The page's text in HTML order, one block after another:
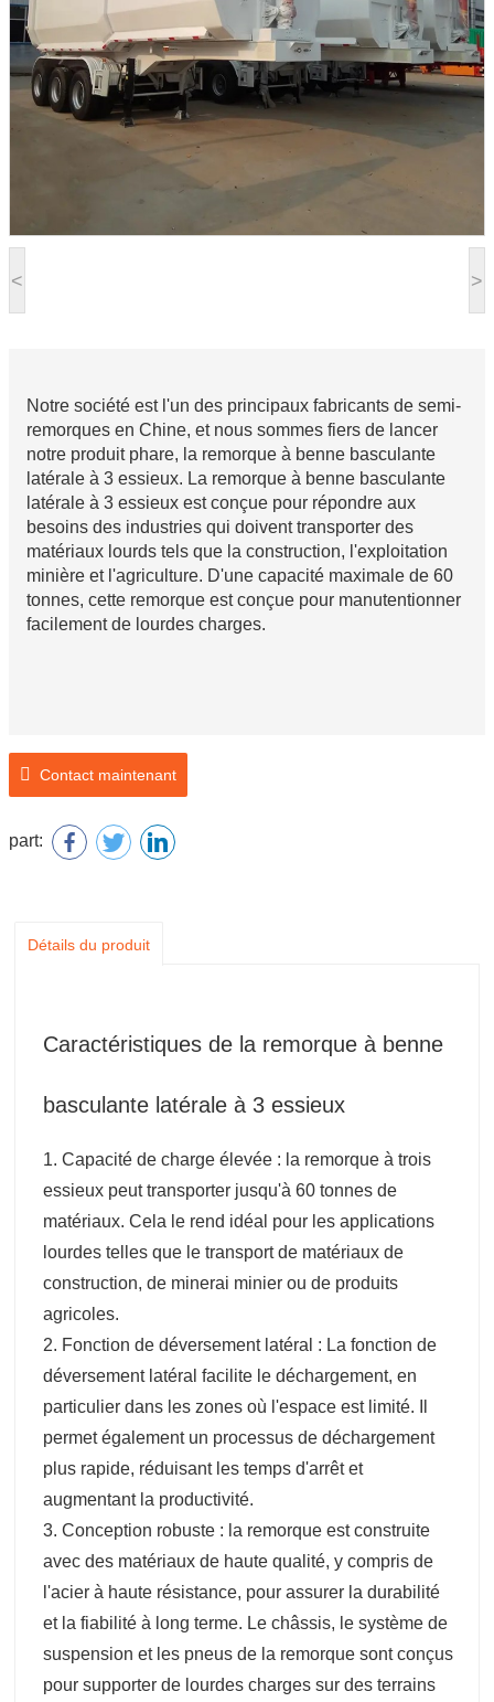
< >
Notre société est l'un des principaux fabricants de semi-
remorques en Chine, et nous sommes fiers de lancer
notre produit phare, la remorque à benne basculante
latérale à 3 essieux. La remorque à benne basculante
latérale à 3 essieux est conçue pour répondre aux
besoins des industries qui doivent transporter des
matériaux lourds tels que la construction, l'exploitation
minière et l'agriculture. D'une capacité maximale de 60
tonnes, cette remorque est conçue pour manutentionner
facilement de lourdes charges.
Contact maintenant
part:
Détails du produit
Caractéristiques de la remorque à benne
basculante latérale à 3 essieux
1. Capacité de charge élevée : la remorque à trois
essieux peut transporter jusqu'à 60 tonnes de
matériaux. Cela le rend idéal pour les applications
lourdes telles que le transport de matériaux de
construction, de minerai minier ou de produits
agricoles.
2. Fonction de déversement latéral : La fonction de
déversement latéral facilite le déchargement, en
particulier dans les zones où l'espace est limité. Il
permet également un processus de déchargement
plus rapide, réduisant les temps d'arrêt et
augmentant la productivité.
3. Conception robuste : la remorque est construite
avec des matériaux de haute qualité, y compris de
l'acier à haute résistance, pour assurer la durabilité
et la fiabilité à long terme. Le châssis, le système de
suspension et les pneus de la remorque sont conçus
pour supporter de lourdes charges sur des terrains